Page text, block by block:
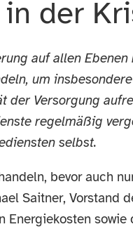
der
auf allen
um
der Versorgung
regelmäßig
selbst.
bevor auch
Saitner, Vorstand
Energiekosten